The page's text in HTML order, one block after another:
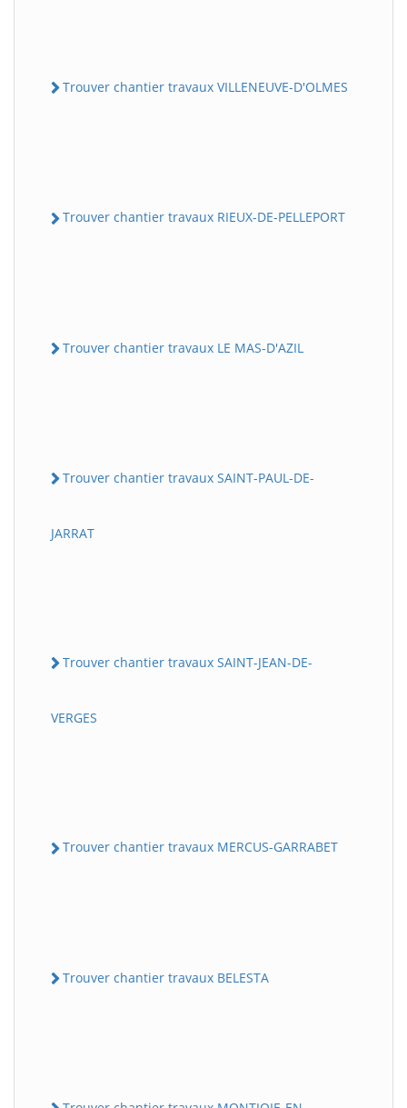
Trouver chantier travaux VILLENEUVE-D'OLMES
Trouver chantier travaux RIEUX-DE-PELLEPORT
Trouver chantier travaux LE MAS-D'AZIL
Trouver chantier travaux SAINT-PAUL-DE-
JARRAT
Trouver chantier travaux SAINT-JEAN-DE-
VERGES
Trouver chantier travaux MERCUS-GARRABET
Trouver chantier travaux BELESTA